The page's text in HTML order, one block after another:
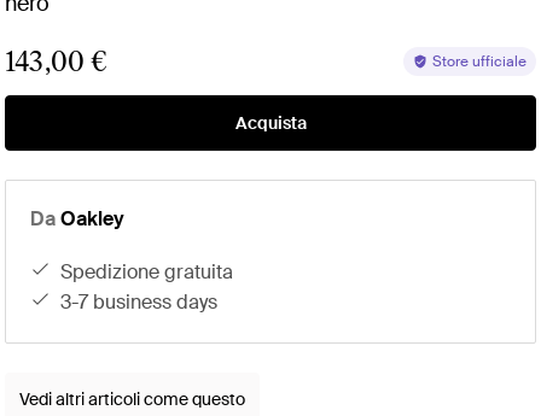
143,00 € Store ufficiale
Acquista
DaOakley
spedizione gratuita
3-7 business days
Vedi altri articoli come questo